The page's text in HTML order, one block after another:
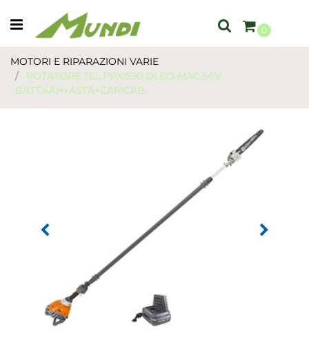
Open menu
0
MOTORI E RIPARAZIONI VARIE
POTATORE TEL.PPXI530 OLEO-MAC 56V
BATT.4AH+ASTA+CARICAB.